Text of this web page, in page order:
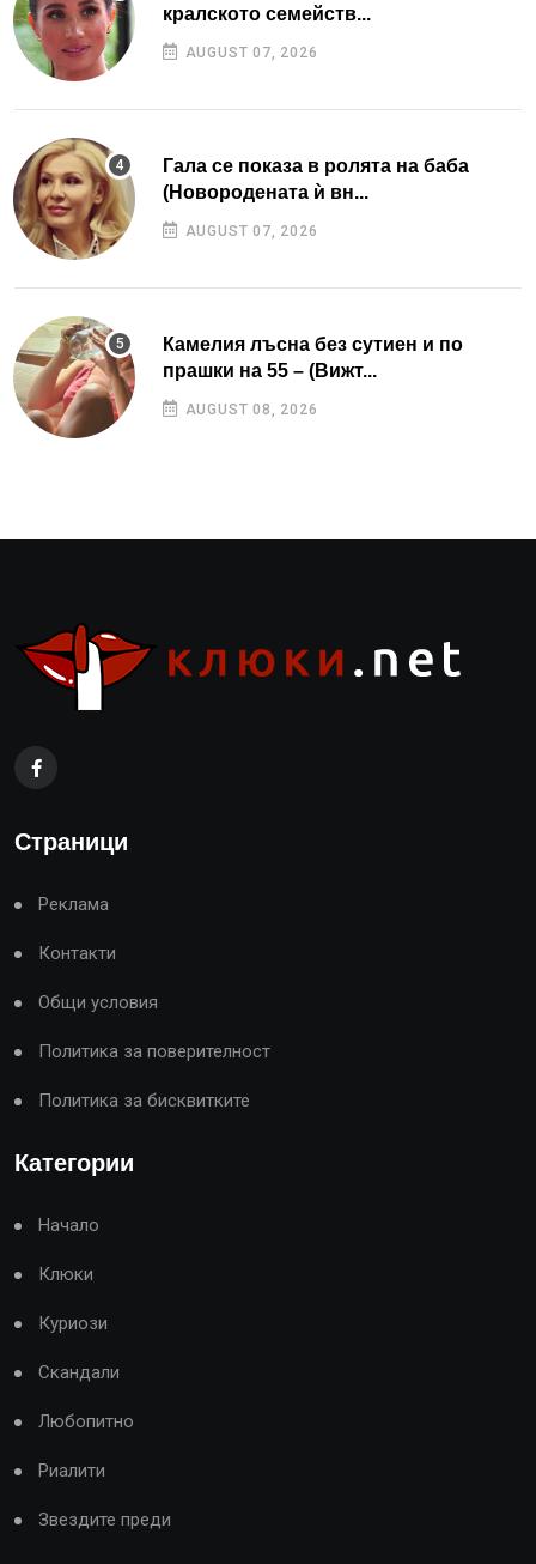
кралското семейств...
AUGUST 07, 2026
Гала се показа в ролята на баба
(Новородената ѝ вн...
AUGUST 07, 2026
Камелия лъсна без сутиен и по
прашки на 55 – (Вижт...
AUGUST 08, 2026
Страници
Реклама
Контакти
Общи условия
Политика за поверителност
Политика за бисквитките
Категории
Начало
Клюки
Куриози
Скандали
Любопитно
Риалити
Звездите преди